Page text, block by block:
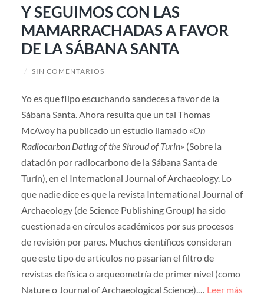
Y SEGUIMOS CON LAS
MAMARRACHADAS A FAVOR
DE LA SÁBANA SANTA
/ SIN COMENTARIOS
Yo es que flipo escuchando sandeces a favor de la
Sábana Santa. Ahora resulta que un tal Thomas
McAvoy ha publicado un estudio llamado «On
Radiocarbon Dating of the Shroud of Turin» (Sobre la
datación por radiocarbono de la Sábana Santa de
Turín), en el International Journal of Archaeology. Lo
que nadie dice es que la revista International Journal of
Archaeology (de Science Publishing Group) ha sido
cuestionada en círculos académicos por sus procesos
de revisión por pares. Muchos científicos consideran
que este tipo de artículos no pasarían el filtro de
revistas de física o arqueometría de primer nivel (como
Nature o Journal of Archaeological Science).… Leer más